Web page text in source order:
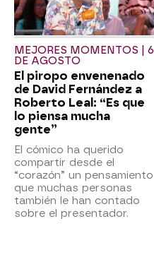
MEJORES MOMENTOS | 6
DE AGOSTO
El piropo envenenado
de David Fernández a
Roberto Leal: “Es que
lo piensa mucha
gente”
El cómico ha querido
compartir desde el
“corazón” un pensamiento
que muchas personas
también le han contado
sobre el presentador.